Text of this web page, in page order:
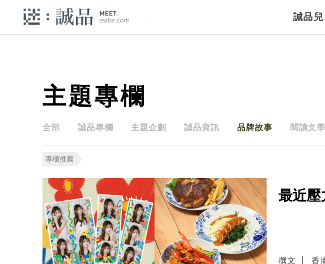
誠品
主題專欄
全部 誠品專欄 主題企劃 誠品資訊 品牌故事 閱讀文學
專櫃推薦
最近壓
撰文 香